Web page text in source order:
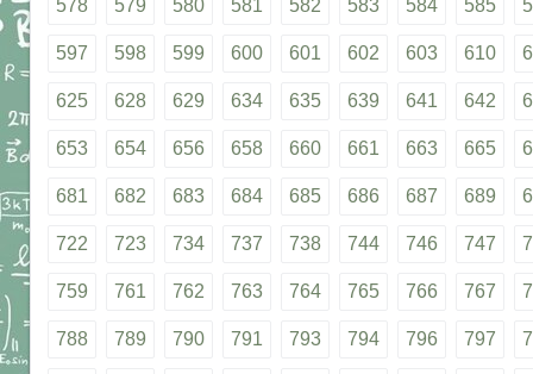
578 579 580 581 582 583 584 585
597 598 599 600 601 602 603 610
625 628 629 634 635 639 641 642
653 654 656 658 660 661 663 665
681 682 683 684 685 686 687 689
722 723 734 737 738 744 746 747
759 761 762 763 764 765 766 767
788 789 790 791 793 794 796 797